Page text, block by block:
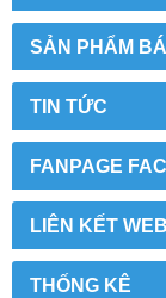
SẢN PHẨM
TIN TỨC
FANPAGE
LIÊN KẾT
THỐNG KÊ